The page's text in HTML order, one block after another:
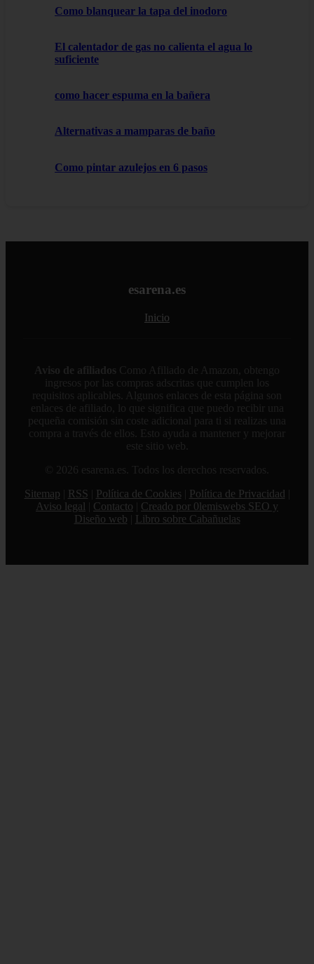
Como blanquear la tapa del inodoro
El calentador de gas no calienta el agua lo
suficiente
como hacer espuma en la bañera
Alternativas a mamparas de baño
Como pintar azulejos en 6 pasos
esarena.es
Inicio
Aviso de afiliados Como Afiliado de Amazon, obtengo
ingresos por las compras adscritas que cumplen los
requisitos aplicables. Algunos enlaces de esta página son
enlaces de afiliado, lo que significa que puedo recibir una
pequeña comisión sin coste adicional para ti si realizas una
compra a través de ellos. Esto ayuda a mantener y mejorar
este sitio web.
© 2026 esarena.es. Todos los derechos reservados.
Sitemap
RSS Política de Cookies Política de Privacidad
Aviso legal
Contacto
Creado por 0lemiswebs SEO y
Diseño web
Libro sobre Cabañuelas